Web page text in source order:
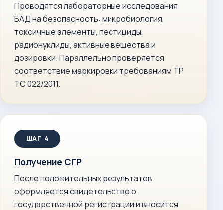
Проводятся лабораторные исследования
БАД на безопасность: микробиология,
токсичные элементы, пестициды,
радионуклиды, активные вещества и
дозировки. Параллельно проверяется
соответствие маркировки требованиям ТР
ТС 022/2011.
Получение СГР
После положительных результатов
оформляется свидетельство о
государственной регистрации и вносится